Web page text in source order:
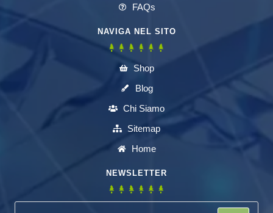
FAQs
NAVIGA NEL SITO
Shop
Blog
Chi Siamo
Sitemap
Home
NEWSLETTER